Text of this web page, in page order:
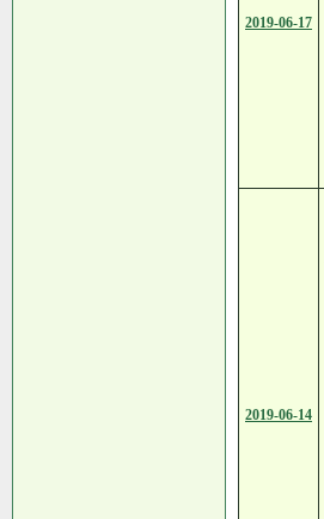
2019-06-17
2019-06-14